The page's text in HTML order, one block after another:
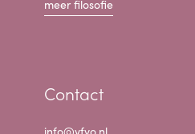
meer filosofie
Contact